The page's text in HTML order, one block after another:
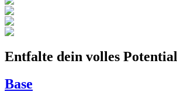
Entfalte dein volles Potential
Base